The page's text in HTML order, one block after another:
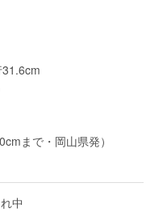
まで・岡山県発）
中